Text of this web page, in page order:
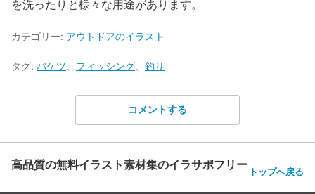
を洗ったりと様々な用途があります。
カテゴリー: アウトドアのイラスト
タグ: バケツ フィッシング 釣り
コメントする
高品質の無料イラスト素材集のイラサポフリー トップへ戻る